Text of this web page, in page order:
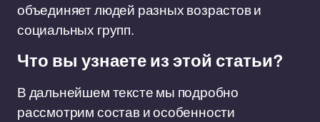
объединяет людей разных возрастов и
социальных групп.
Что вы узнаете из этой статьи?
В дальнейшем тексте мы подробно
рассмотрим состав и особенности